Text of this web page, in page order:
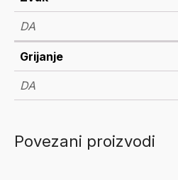
DA
Grijanje
DA
Povezani proizvodi